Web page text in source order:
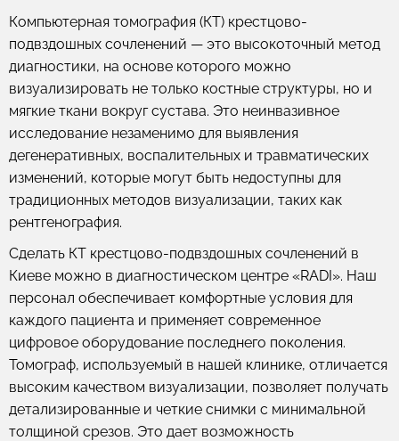
Компьютерная томография (КТ) крестцово-
подвздошных сочленений — это высокоточный метод
диагностики, на основе которого можно
визуализировать не только костные структуры, но и
мягкие ткани вокруг сустава. Это неинвазивное
исследование незаменимо для выявления
дегенеративных, воспалительных и травматических
изменений, которые могут быть недоступны для
традиционных методов визуализации, таких как
рентгенография.
Сделать КТ крестцово-подвздошных сочленений в
Киеве можно в диагностическом центре «RADI». Наш
персонал обеспечивает комфортные условия для
каждого пациента и применяет современное
цифровое оборудование последнего поколения.
Томограф, используемый в нашей клинике, отличается
высоким качеством визуализации, позволяет получать
детализированные и четкие снимки с минимальной
толщиной срезов. Это дает возможность